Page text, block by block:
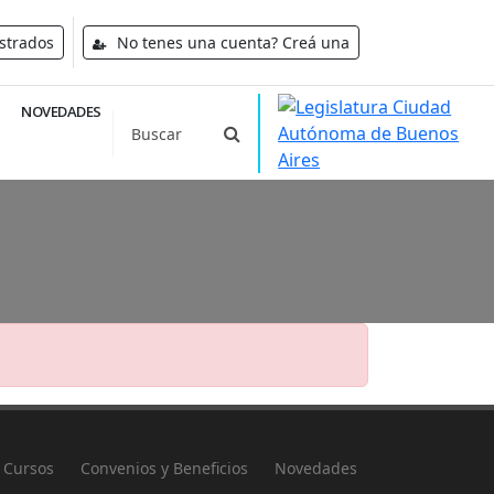
No tenes una cuenta? Creá una
NOVEDADES
Cursos Convenios y Beneficios Novedades